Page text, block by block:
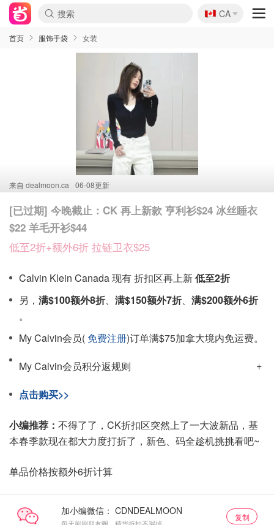
🇨🇦
CA
首页 服饰手袋 女装
来自 dealmoon.ca 06-08更新
[已过期] 今晚截止：CK 再上新款 亨利衫$24 冰丝睡衣
$22 羊毛开衫$44
低至2折+额外6折 拉链卫衣$25
Calvin Klein Canada 现有 折扣区再上新低至2折
另， 满$100额外8折、 满$150额外7折、 满$200额外6折
。
My Calvin会员( 免费注册)订单满$75加拿大境内免运费。
My Calvin会员积分返规则
点击购买>>
小编推荐： 不得了了，CK折扣区突然上了一大波新品，基
本春季款现在都大力度打折了，新色、码全趁机挑挑看吧~
单品价格按额外6折计算
加小编微信： 复制